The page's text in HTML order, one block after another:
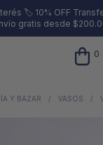
🏷️ 10% OFF
gratis desde
0
Y BAZAR / VASOS /